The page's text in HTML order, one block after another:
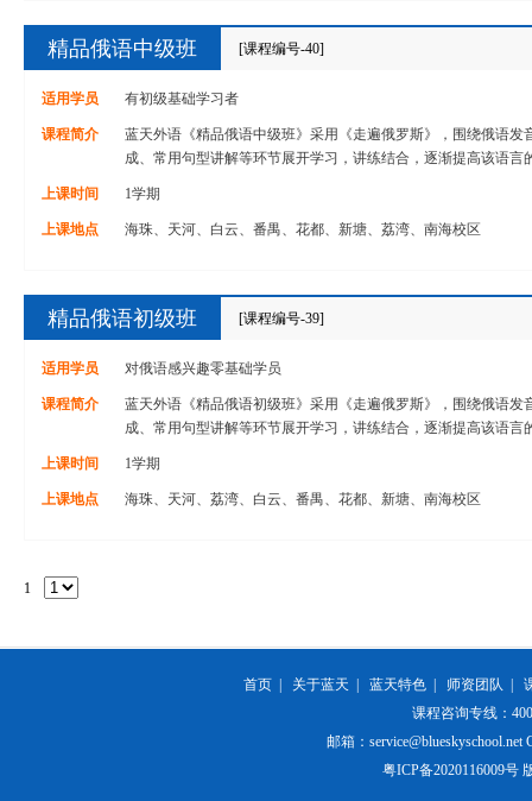
精品俄语中级班 [课程编号-40]
适用学员 有初级基础学习者
课程简介
蓝天外语《精品俄语中级班》采用《走遍俄罗斯》，围绕俄语发
成、常用句型讲解等环节展开学习，讲练结合，逐渐提高该语言
上课时间 1学期
上课地点 海珠、天河、白云、番禺、花都、新塘、荔湾、南海校区
精品俄语初级班 [课程编号-39]
适用学员 对俄语感兴趣零基础学员
课程简介
蓝天外语《精品俄语初级班》采用《走遍俄罗斯》，围绕俄语发
成、常用句型讲解等环节展开学习，讲练结合，逐渐提高该语言
上课时间 1学期
上课地点 海珠、天河、荔湾、白云、番禺、花都、新塘、南海校区
1
首页 关于蓝天 蓝天特色 师资团队
课程咨询专线：
邮箱：service@blueskyschool.net
粤ICP备2020116009号